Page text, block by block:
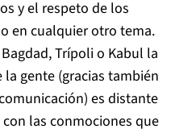
y el respeto de los
en cualquier otro tema.
Trípoli o Kabul la
gente (gracias también
es distante
las conmociones que